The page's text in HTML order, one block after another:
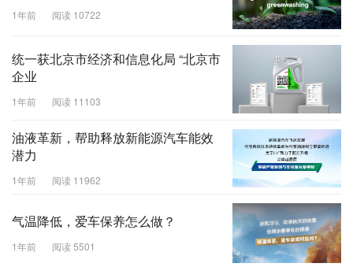
1年前 阅读 10722
统一获北京市经济和信息化局 “北京市
企业
1年前 阅读 11103
油液革新，帮助释放新能源汽车能效
潜力
1年前 阅读 11962
气温降低，爱车保养怎么做？
1年前 阅读 5501